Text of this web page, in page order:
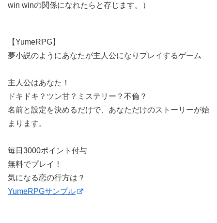
win winの関係になれたらと存じます。）
【YumeRPG】
夢小説のようにあなたが主人公になりプレイするゲーム
主人公はあなた！
ドキドキ？ツン甘？ミステリー？不倫？
名前と設定を決めるだけで、あなただけのストーリーが始
まります。
毎日3000ポイント付与
無料でプレイ！
気になる恋の行方は？
YumeRPGサンプル